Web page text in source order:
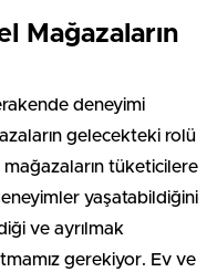
Mağazaların
deneyimi
gelecekteki rolü
mağazaların tüketicilere
yaşatabildiğini
ve ayrılmak
gerekiyor. Ev ve